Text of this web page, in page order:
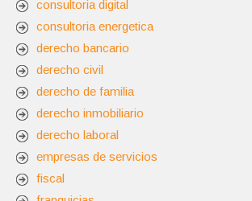
consultoria digital
consultoria energetica
derecho bancario
derecho civil
derecho de familia
derecho inmobiliario
derecho laboral
empresas de servicios
fiscal